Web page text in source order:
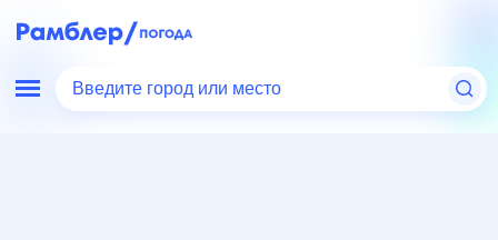
Введите город или место